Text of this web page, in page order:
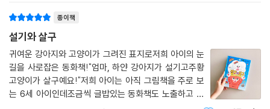
종이책
설기와 살구
귀여운 강아지와 고양이가 그려진 표지로저희 아이의 눈
길을 사로잡은 동화책!"엄마, 하얀 강아지가 설기고주황
고양이가 살구예요!"저희 아이는 아직 그림책을 주로 보
는 6세 아이인데조금씩 글밥있는 동화책도 노출하고 있